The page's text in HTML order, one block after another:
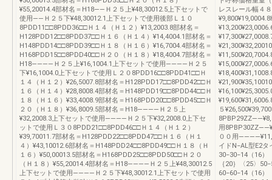
¥55,20014.4部材名＝H18――Ｈ２５上¥48,30012.5上下セットで
使用――Ｈ２５下¥48,30012.1上下セットで使用後部Ｌ１０
8PDD11□□8PDD36□□Ｈ１４（Ｈ１２）¥13,2003.8部材名＝
H128PDD12□□8PDD37□□Ｈ１６（Ｈ１４）¥14,4004.1部材名＝
H148PDD14□□8PDD39□□Ｈ１８（Ｈ１６）¥16,7004.4部材名＝
H168PDD15□□8PDD40□□Ｈ２０（Ｈ１８）¥18,4004.7部材名＝
H18――――Ｈ２５上¥16,1004.1上下セットで使用――――Ｈ２５
下¥16,1004.0上下セットで使用Ｌ２０8PDD16□□8PDD41□□Ｈ
１４（Ｈ１２）¥26,5007.8部材名＝H128PDD17□□8PDD42□□Ｈ
１６（Ｈ１４）¥28,8008.4部材名＝H148PDD19□□8PDD44□□Ｈ
１８（Ｈ１６）¥33,4008.9部材名＝H168PDD20□□8PDD45□□Ｈ
２０（Ｈ１８）¥36,8009.5部材名＝H18――――Ｈ２５上
¥32,2008.3上下セットで使用――――Ｈ２５下¥32,2008.0上下セ
ットで使用Ｌ３０8PDD21□□8PDD46□□Ｈ１４（Ｈ１２）
¥39,70011.7部材名＝H128PDD22□□8PDD47□□Ｈ１６（Ｈ１
４）¥43,10012.6部材名＝H148PDD24□□8PDD49□□Ｈ１８（Ｈ
１６）¥50,00013.5部材名＝H168PDD25□□8PDD50□□Ｈ２０
（Ｈ１８）¥55,20014.4部材名＝H18――――Ｈ２５上¥48,30012.5
上下セットで使用――――Ｈ２５下¥48,30012.1上下セットで使用
レスレール幅４
５
用
００用
イドN−AL型E2
30−30−14（16）
｛20｝〈25〉
60−60−14（16）